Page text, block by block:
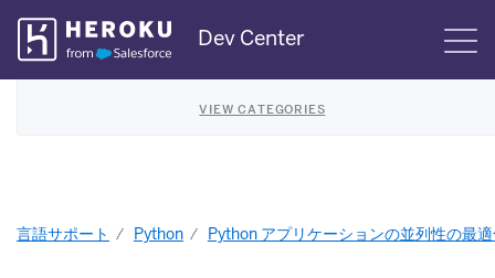
Skip
Navigation
Dev Center
VIEW CATEGORIES
言語サポート Python Python アプリケーションの並列性の最